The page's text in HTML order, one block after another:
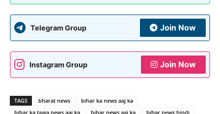
Telegram Group Join Now
Instagram Group Join Now
TAGS bharat news
bihar ka news aaj ka
bihar ka taaja news aaj ka
bihar news aaj ka
bihar news hindi